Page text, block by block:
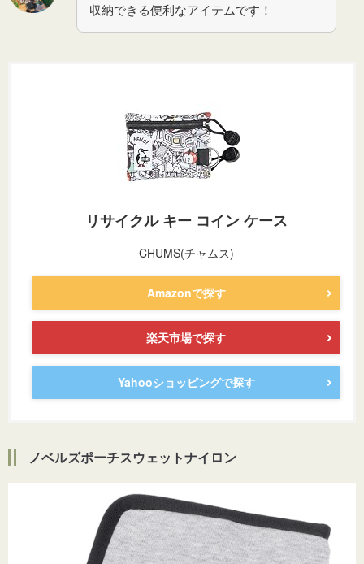
収納できる便利なアイテムです！
リサイクル キー コイン ケース
CHUMS(チャムス)
Amazonで探す
楽天市場で探す
Yahooショッピングで探す
ノベルズポーチスウェットナイロン